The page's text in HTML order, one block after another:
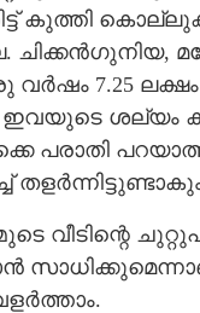
കുത്തി
ചിക്കൻഗുനിയ,
7.25
ശല്യം
പരാതി
വീടിന്റെ